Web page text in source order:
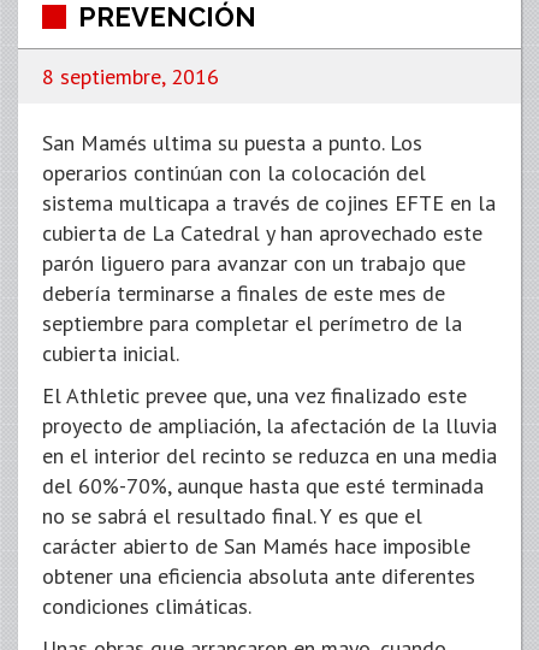
PREVENCIÓN
8 septiembre, 2016
San Mamés ultima su puesta a punto. Los
operarios continúan con la colocación del
sistema multicapa a través de cojines EFTE en la
cubierta de La Catedral y han aprovechado este
parón liguero para avanzar con un trabajo que
debería terminarse a finales de este mes de
septiembre para completar el perímetro de la
cubierta inicial.
El Athletic prevee que, una vez finalizado este
proyecto de ampliación, la afectación de la lluvia
en el interior del recinto se reduzca en una media
del 60%-70%, aunque hasta que esté terminada
no se sabrá el resultado final. Y es que el
carácter abierto de San Mamés hace imposible
obtener una eficiencia absoluta ante diferentes
condiciones climáticas.